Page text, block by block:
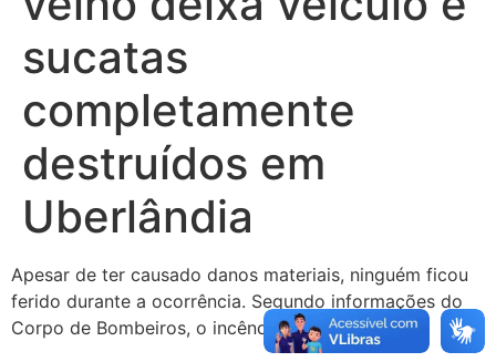
sucatas
completamente
destruídos em
Uberlândia
Apesar de ter causado danos materiais, ninguém ficou
ferido durante a ocorrência. Segundo informações do
Corpo de Bombeiros, o incêndio destruiu …